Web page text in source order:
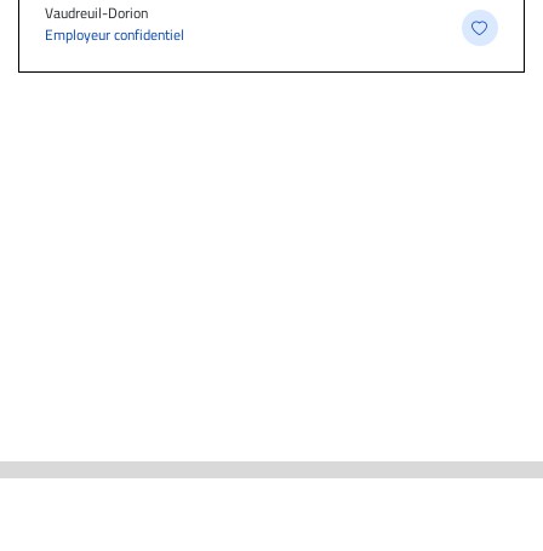
Vaudreuil-Dorion
Employeur confidentiel